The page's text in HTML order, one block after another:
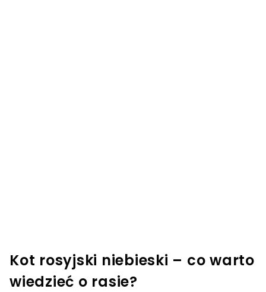
Kot rosyjski niebieski – co warto
wiedzieć o rasie?